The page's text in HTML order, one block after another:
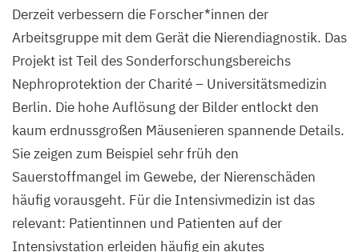
Max
Delbrück
Derzeit verbessern die Forscher*innen der
Arbeitsgruppe mit dem Gerät die Nierendiagnostik. Das
Projekt ist Teil des Sonderforschungsbereichs
Nephroprotektion der Charité – Universitätsmedizin
Berlin. Die hohe Auflösung der Bilder entlockt den
kaum erdnussgroßen Mäusenieren spannende Details.
Sie zeigen zum Beispiel sehr früh den
Sauerstoffmangel im Gewebe, der Nierenschäden
häufig vorausgeht. Für die Intensivmedizin ist das
relevant: Patientinnen und Patienten auf der
Intensivstation erleiden häufig ein akutes